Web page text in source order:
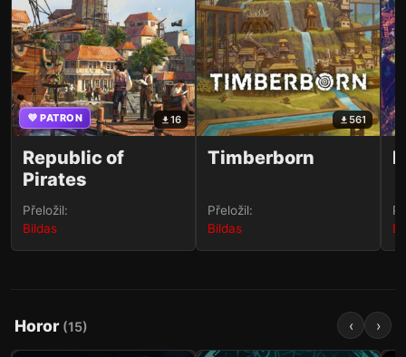
💜 PATRON 16
Republic of
Pirates
Přeložil:
Bildas
561
Timberborn
Přeložil:
Bildas
Horor (15) ‹ ›